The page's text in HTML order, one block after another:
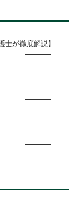
が徹底解説】